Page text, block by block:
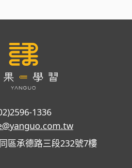
1336
區承德路三段232號7樓